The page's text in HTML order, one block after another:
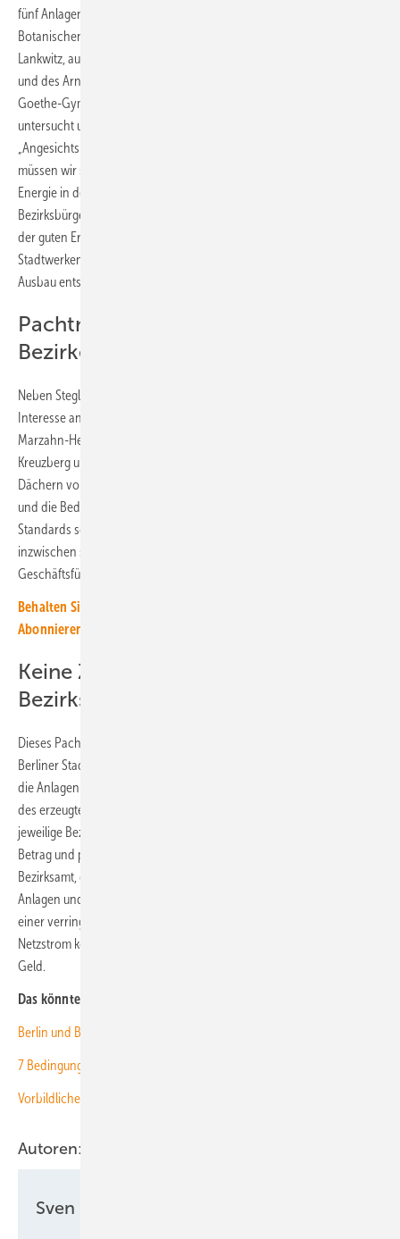
fünf Anlagen auf den Dächern der Fichtenberg-Oberschule am
Botanischen Garten, der Paul-Schneider-Grundschule im Ortsteil
Lankwitz, auf den Sporthallen der Grundschule am Stadtpark Steglitz
und des Arndt-Gymnasiums im Ortsteil Dahlem sowie auf dem
Goethe-Gymnasium in Lichterfelde. Weitere Gebäude werden aktuell
untersucht und je nach technischer Beschaffenheit priorisiert.
„Angesichts der für 2045 geplanten Klimaneutralität von Berlin
müssen wir schneller als bisher mit der Erzeugung umweltfreundlicher
Energie in der Stadt vorankommen“, sagt Maren Schellenberg,
Bezirksbürgermeisterin von Steglitz-Zehlendorfs. „Deshalb und wegen
der guten Erfahrungen in der Zusammenarbeit mit den Berliner
Stadtwerken haben wir uns jetzt zu dieser Bündelung beim solaren
Ausbau entschlossen.“
Pachtmodell ist attraktiv für die
Bezirke
Neben Steglitz-Zehlendorf haben aber weitere Berliner Bezirke ihr
Interesse an Solaranlagen bei den Stadtwerken angemeldet. Auch in
Marzahn-Hellersdorf, Lichtenberg, Reinickendorf, Friedrichshain-
Kreuzberg und Neukölln sollen bis 2024 Sonnenkraftwerke auf den
Dächern von Schulen entstehen. „Unser auf einen schnellen Ausbau
und die Bedürfnisse der Bezirke zugeschnittenes und durch seine
Standards schnell umsetzbares Pachtmodell für Solaranlagen wird
inzwischen sehr gut angenommen“, freut sich Kerstin Busch,
Geschäftsführerin der Berliner Stadtwerke.
Behalten Sie die Entwicklung der solaren Energiewende im Blick!
Abonnieren Sie dazu einfach unseren kostenlosen Newsletter.
Keine Zusatzkosten für die
Bezirksämter
Dieses Pachtmodell funktioniert nach den dafür gängigen Regeln. Die
Berliner Stadtwerke finanzieren, installieren, warten und unterhalten
die Anlagen. Diese werden so ausgelegt, dass die maximale Menge
des erzeugten Stroms auch in dem Gebäude verbraucht wird. Das
jeweilige Bezirksamt verpachtet die Dächer für einen symbolischen
Betrag und pachtet im Gegenzug die Solaranlage. Dadurch wird das
Bezirksamt, das für die Schulen zuständig ist, zum Betreiber der
Anlagen und kann den Strom als Eigenverbrauch ohne oder nur mit
einer verringerten EEG-Umlage nutzen. Durch den eingesparten
Netzstrom kosten die Anlagen den Bezirksämtern kein zusätzliches
Geld.
Das könnte Sie auch interessieren:
Berlin und Brandenburg brauchen 39 Gigawatt Photovoltaik
7 Bedingungen für mehr Solarenergie
Vorbildliche regionale Partner für Solar
Autoren:
Sven Ullrich